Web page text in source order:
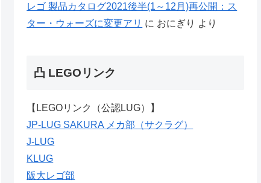
レゴ 製品カタログ2021後半(1～12月)再公開：ス
ター・ウォーズに変更アリ に おにぎり より
凸 LEGOリンク
【LEGOリンク（公認LUG）】
JP-LUG SAKURA メカ部（サクラグ）
J-LUG
KLUG
阪大レゴ部